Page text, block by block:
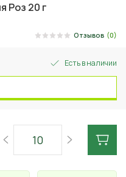
Роз 20 г
Отзывов (0)
Есть в наличии